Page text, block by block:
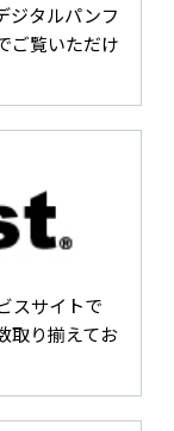
ジタルパンフ
ご覧いただけ
スサイトで
取り揃えてお